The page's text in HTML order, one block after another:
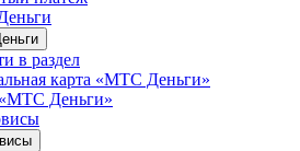
в раздел
карта «МТС Деньги»
Деньги»